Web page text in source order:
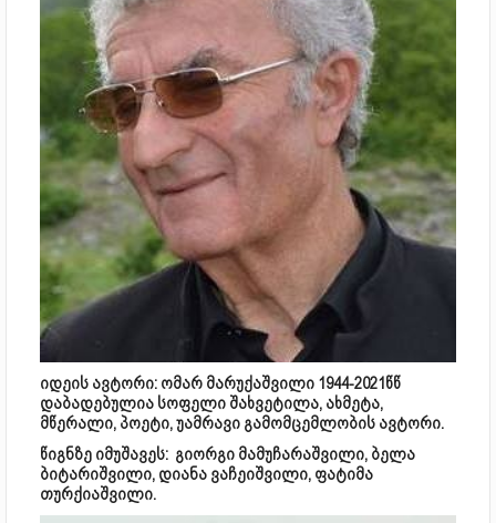
იდეის ავტორი: ომარ მარუქაშვილი 1944-2021წწ
დაბადებულია სოფელი შახვეტილა, ახმეტა,
მწერალი, პოეტი, უამრავი გამომცემლობის ავტორი.
წიგნზე იმუშავეს: გიორგი მამუჩარაშვილი, ბელა
ბიტარიშვილი, დიანა ვაჩეიშვილი, ფატიმა
თურქიაშვილი.